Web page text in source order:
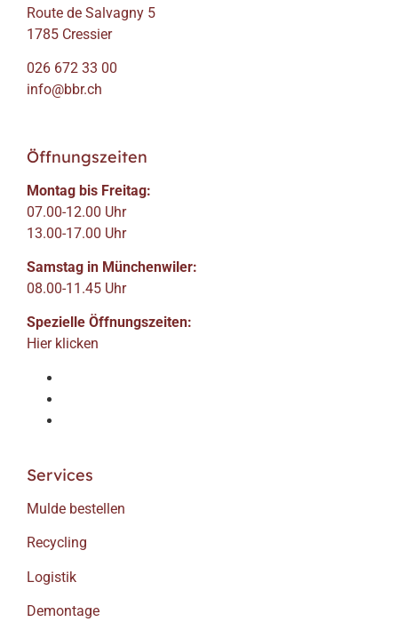
Route de Salvagny 5
1785 Cressier
026 672 33 00
info@bbr.ch
Öffnungszeiten
Montag bis Freitag:
07.00-12.00 Uhr
13.00-17.00 Uhr
Samstag in Münchenwiler:
08.00-11.45 Uhr
Spezielle Öffnungszeiten:
Hier klicken
Services
Mulde bestellen
Recycling
Logistik
Demontage